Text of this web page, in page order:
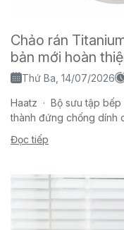
Chảo rán
bản mới hoàn
Thứ Ba, 14/07/2026
Haatz · Bộ sưu tập bếp
thành đứng chống dính
Aura là dòng chảo...
Đọc tiếp